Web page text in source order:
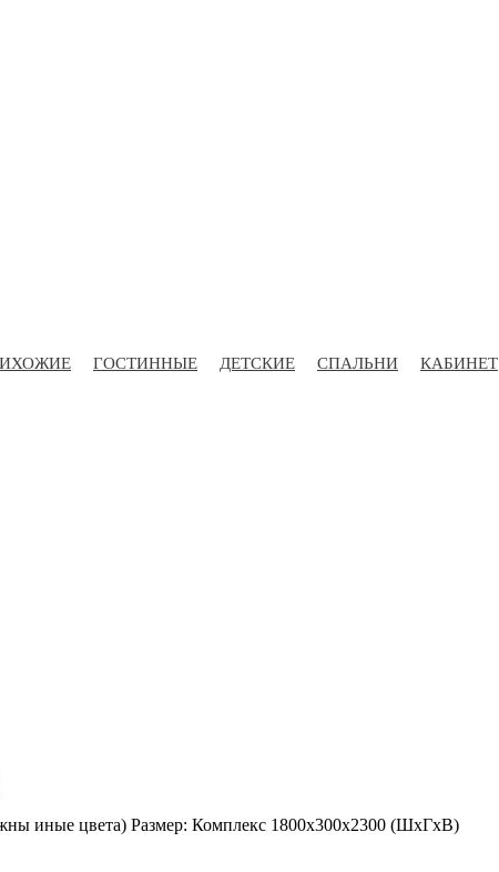
ГОСТИННЫЕ ДЕТСКИЕ СПАЛЬНИ КАБИНЕТ
иные цвета) Размер: Комплекс 1800х300х2300 (ШхГхВ)